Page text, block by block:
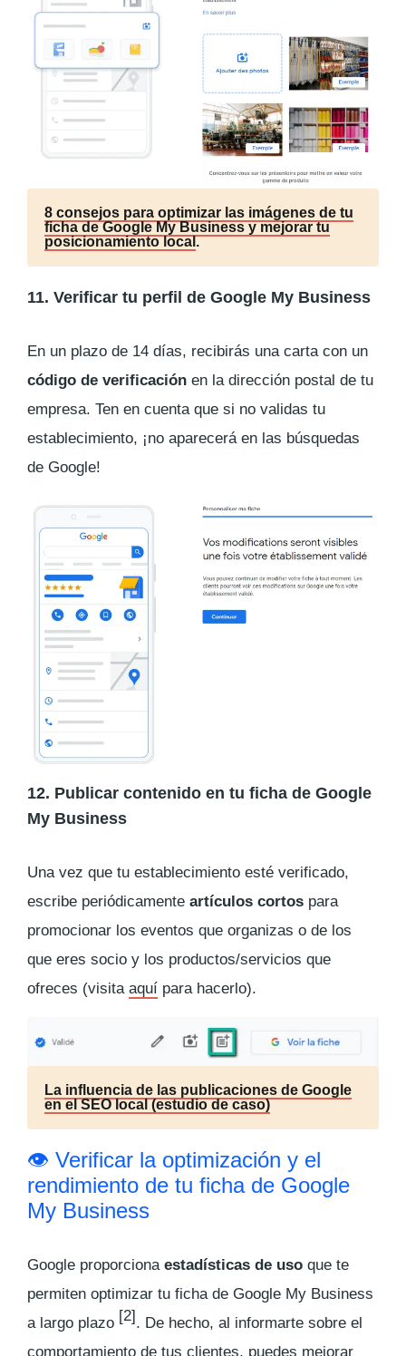
8 consejos para optimizar las imágenes de tu
ficha de Google My Business y mejorar tu
posicionamiento local.
11. Verificar tu perfil de Google My Business
En un plazo de 14 días, recibirás una carta con un
código de verificación en la dirección postal de tu
empresa. Ten en cuenta que si no validas tu
establecimiento, ¡no aparecerá en las búsquedas
de Google!
12. Publicar contenido en tu ficha de Google
My Business
Una vez que tu establecimiento esté verificado,
escribe periódicamente artículos cortos para
promocionar los eventos que organizas o de los
que eres socio y los productos/servicios que
ofreces (visita aquí para hacerlo).
La influencia de las publicaciones de Google
en el SEO local (estudio de caso)
👁️ Verificar la optimización y el
rendimiento de tu ficha de Google
My Business
Google proporciona estadísticas de uso que te
permiten optimizar tu ficha de Google My Business
a largo plazo [2]. De hecho, al informarte sobre el
comportamiento de tus clientes, puedes mejorar